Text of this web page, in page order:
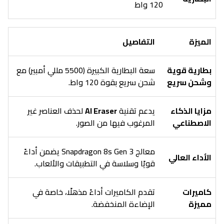
120 واط
الميزة
التفاصيل
بطارية قوية
وشحن سريع
سعة البطارية الكبيرة (5500 مللي أمبير) مع
شحن سريع بقوة 120 واط.
مزايا الذكاء
الاصطناعي
يدعم تقنيةAI Eraserلحذف العناصر غير
المرغوب فيها من الصور.
الأداء العالي
معالج Snapdragon 8s Gen 3 يضمن أداءً
قويًا وسلاسة في التطبيقات والألعاب.
كاميرات
مميزة
تقدم الكاميرات أداءً مذهلًا، خاصة في
الإضاءة المنخفضة.